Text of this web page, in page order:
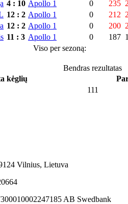
4 : 10 Apollo 1 0 235
12 : 2 Apollo 1 0 212
12 : 2 Apollo 1 0 200
11 : 3 Apollo 1 0 187
Viso per sezoną:
Bendras rezultatas
kėglių
111
Vilnius, Lietuva
AB Swedbank